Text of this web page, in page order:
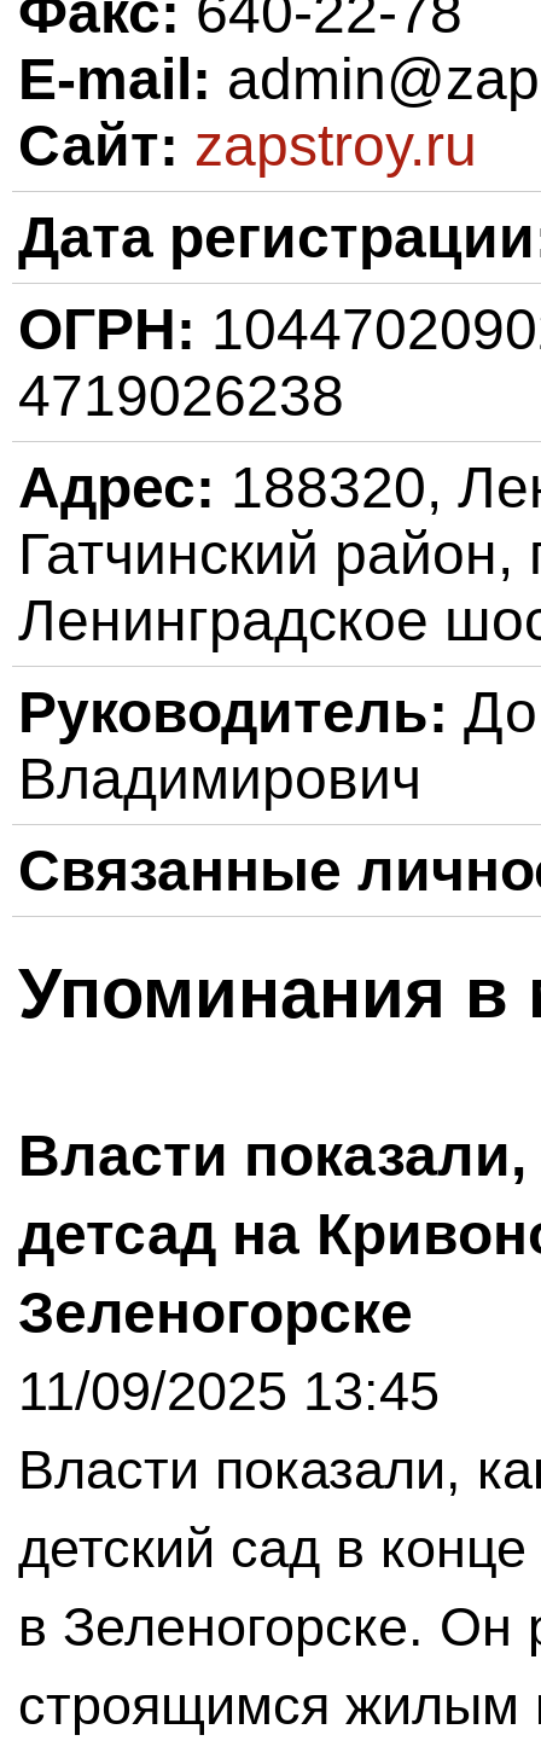
E-mail:
Сайт: zapstroy.ru
Дата
ОГРН:
4719026238
Адрес: 188320,
Гатчинский
Ленинградское
Руководитель:
Владимирович
Связанные
Упоминания в
Власти
детсад на
Зеленогорске
11/09/2025 13:45
Власти показали,
детский сад в
в Зеленогорске. Он
строящимся жилым